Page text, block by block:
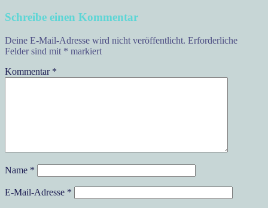
Schreibe einen Kommentar
Deine E-Mail-Adresse wird nicht veröffentlicht. Erforderliche
Felder sind mit * markiert
Kommentar *
Name *
E-Mail-Adresse *